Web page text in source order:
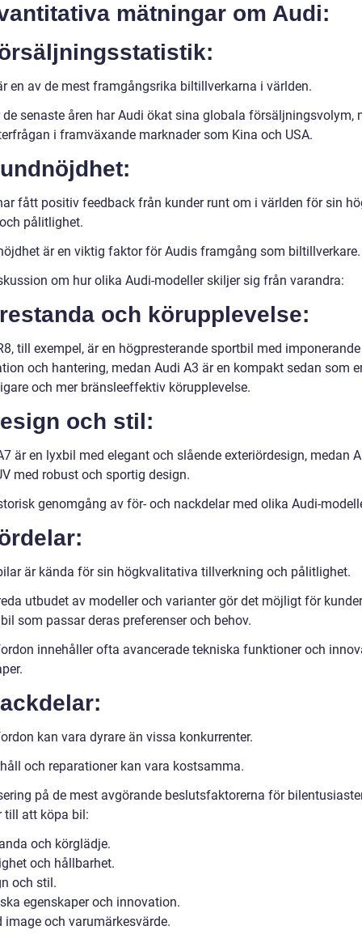
mätningar om Audi:
en av de mest framgångsrika biltillverkarna i världen.
de senaste åren har Audi ökat sina globala försäljningsvolym,
i framväxande marknader som Kina och USA.
fått positiv feedback från kunder runt om i världen för sin
pålitlighet.
är en viktig faktor för Audis framgång som biltillverkare.
om hur olika Audi-modeller skiljer sig från varandra:
och körupplevelse:
till exempel, är en högpresterande sportbil med imponerande
och hantering, medan Audi A3 är en kompakt sedan som
och mer bränsleeffektiv körupplevelse.
och stil:
är en lyxbil med elegant och slående exteriördesign, medan
med robust och sportig design.
genomgång av för- och nackdelar med olika Audi-
är kända för sin högkvalitativa tillverkning och pålitlighet.
utbudet av modeller och varianter gör det möjligt för
som passar deras preferenser och behov.
innehåller ofta avancerade tekniska funktioner och
kan vara dyrare än vissa konkurrenter.
och reparationer kan vara kostsamma.
på de mest avgörande beslutsfaktorerna för
till att köpa bil:
och körglädje.
och hållbarhet.
och stil.
egenskaper och innovation.
image och varumärkesvärde.